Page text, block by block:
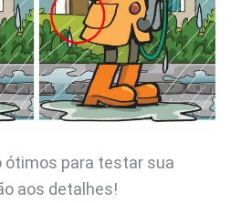
ótimos para testar sua
aos detalhes!